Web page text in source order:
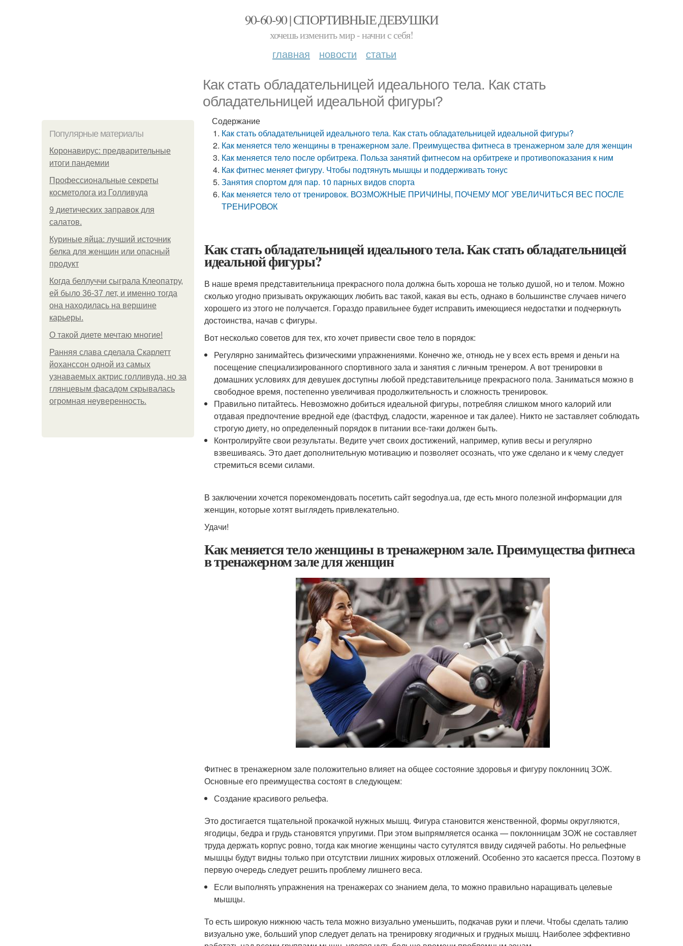
90-60-90 | СПОРТИВНЫЕ ДЕВУШКИ
хочешь изменить мир - начни с себя!
главная новости статьи
Как стать обладательницей идеального тела. Как стать
обладательницей идеальной фигуры?
Популярные материалы
Коронавирус: предварительные
итоги пандемии
Профессиональные секреты
косметолога из Голливуда
9 диетических заправок для
салатов.
Куриные яйца: лучший источник
белка для женщин или опасный
продукт
Когда беллуччи сыграла Клеопатру,
ей было 36-37 лет, и именно тогда
она находилась на вершине
карьеры.
О такой диете мечтаю многие!
Ранняя слава сделала Скарлетт
йоханссон одной из самых
узнаваемых актрис голливуда, но за
глянцевым фасадом скрывалась
огромная неуверенность.
Содержание
Как стать обладательницей идеального тела. Как стать обладательницей идеальной фигуры?
Как меняется тело женщины в тренажерном зале. Преимущества фитнеса в тренажерном зале для женщин
Как меняется тело после орбитрека. Польза занятий фитнесом на орбитреке и противопоказания к ним
Как фитнес меняет фигуру. Чтобы подтянуть мышцы и поддерживать тонус
Занятия спортом для пар. 10 парных видов спорта
Как меняется тело от тренировок. ВОЗМОЖНЫЕ ПРИЧИНЫ, ПОЧЕМУ МОГ УВЕЛИЧИТЬСЯ ВЕС ПОСЛЕ
ТРЕНИРОВОК
Как стать обладательницей идеального тела. Как стать обладательницей
идеальной фигуры?
В наше время представительница прекрасного пола должна быть хороша не только душой, но и телом. Можно
сколько угодно призывать окружающих любить вас такой, какая вы есть, однако в большинстве случаев ничего
хорошего из этого не получается. Гораздо правильнее будет исправить имеющиеся недостатки и подчеркнуть
достоинства, начав с фигуры.
Вот несколько советов для тех, кто хочет привести свое тело в порядок:
Регулярно занимайтесь физическими упражнениями. Конечно же, отнюдь не у всех есть время и деньги на
посещение специализированного спортивного зала и занятия с личным тренером. А вот тренировки в
домашних условиях для девушек доступны любой представительнице прекрасного пола. Заниматься можно в
свободное время, постепенно увеличивая продолжительность и сложность тренировок.
Правильно питайтесь. Невозможно добиться идеальной фигуры, потребляя слишком много калорий или
отдавая предпочтение вредной еде (фастфуд, сладости, жаренное и так далее). Никто не заставляет соблюдать
строгую диету, но определенный порядок в питании все-таки должен быть.
Контролируйте свои результаты. Ведите учет своих достижений, например, купив весы и регулярно
взвешиваясь. Это дает дополнительную мотивацию и позволяет осознать, что уже сделано и к чему следует
стремиться всеми силами.
В заключении хочется порекомендовать посетить сайт segodnya.ua, где есть много полезной информации для
женщин, которые хотят выглядеть привлекательно.
Удачи!
Как меняется тело женщины в тренажерном зале. Преимущества фитнеса
в тренажерном зале для женщин
Фитнес в тренажерном зале положительно влияет на общее состояние здоровья и фигуру поклонниц ЗОЖ.
Основные его преимущества состоят в следующем:
Создание красивого рельефа.
Это достигается тщательной прокачкой нужных мышц. Фигура становится женственной, формы округляются,
ягодицы, бедра и грудь становятся упругими. При этом выпрямляется осанка — поклонницам ЗОЖ не составляет
труда держать корпус ровно, тогда как многие женщины часто сутулятся ввиду сидячей работы. Но рельефные
мышцы будут видны только при отсутствии лишних жировых отложений. Особенно это касается пресса. Поэтому в
первую очередь следует решить проблему лишнего веса.
Если выполнять упражнения на тренажерах со знанием дела, то можно правильно наращивать целевые
мышцы.
То есть широкую нижнюю часть тела можно визуально уменьшить, подкачав руки и плечи. Чтобы сделать талию
визуально уже, больший упор следует делать на тренировку ягодичных и грудных мышц. Наиболее эффективно